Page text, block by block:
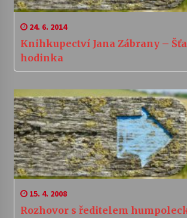
24. 6. 2014
Knihkupectví Jana Zábrany –
hodinka
15. 4. 2008
Rozhovor s ředitelem